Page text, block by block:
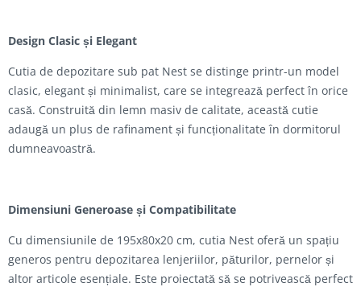
Design Clasic și Elegant
Cutia de depozitare sub pat Nest se distinge printr-un model
clasic, elegant și minimalist, care se integrează perfect în orice
casă. Construită din lemn masiv de calitate, această cutie
adaugă un plus de rafinament și funcționalitate în dormitorul
dumneavoastră.
Dimensiuni Generoase și Compatibilitate
Cu dimensiunile de 195x80x20 cm, cutia Nest oferă un spațiu
generos pentru depozitarea lenjeriilor, păturilor, pernelor și
altor articole esențiale. Este proiectată să se potrivească perfect